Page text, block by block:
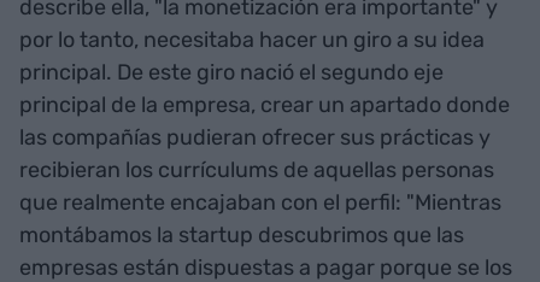
describe ella, "la monetización era importante" y
por lo tanto, necesitaba hacer un giro a su idea
principal. De este giro nació el segundo eje
principal de la empresa, crear un apartado donde
las compañías pudieran ofrecer sus prácticas y
recibieran los currículums de aquellas personas
que realmente encajaban con el perfil: "Mientras
montábamos la startup descubrimos que las
empresas están dispuestas a pagar porque se los